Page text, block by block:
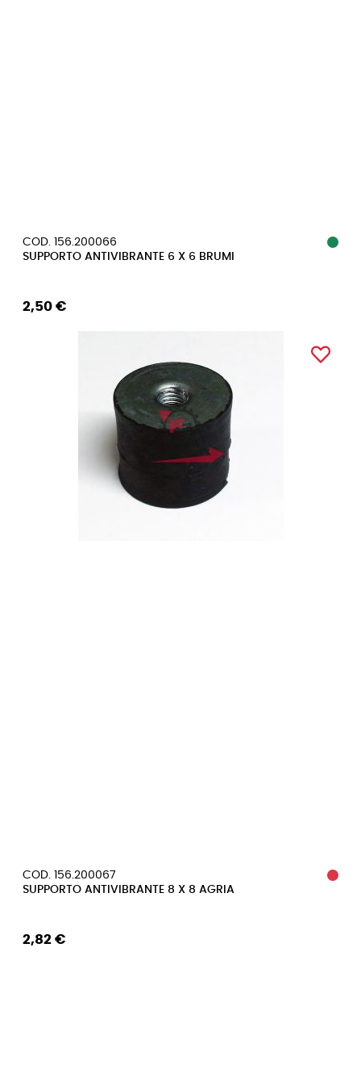
COD. 156.200066
SUPPORTO ANTIVIBRANTE 6 X 6 BRUMI
2,50 €
COD. 156.200067
SUPPORTO ANTIVIBRANTE 8 X 8 AGRIA
2,82 €